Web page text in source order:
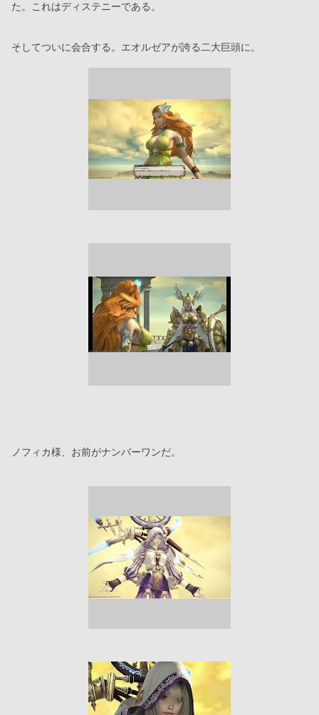
た。これはディステニーである。
そしてついに会合する。エオルゼアが誇る二大巨頭に。
ノフィカ様、お前がナンバーワンだ。